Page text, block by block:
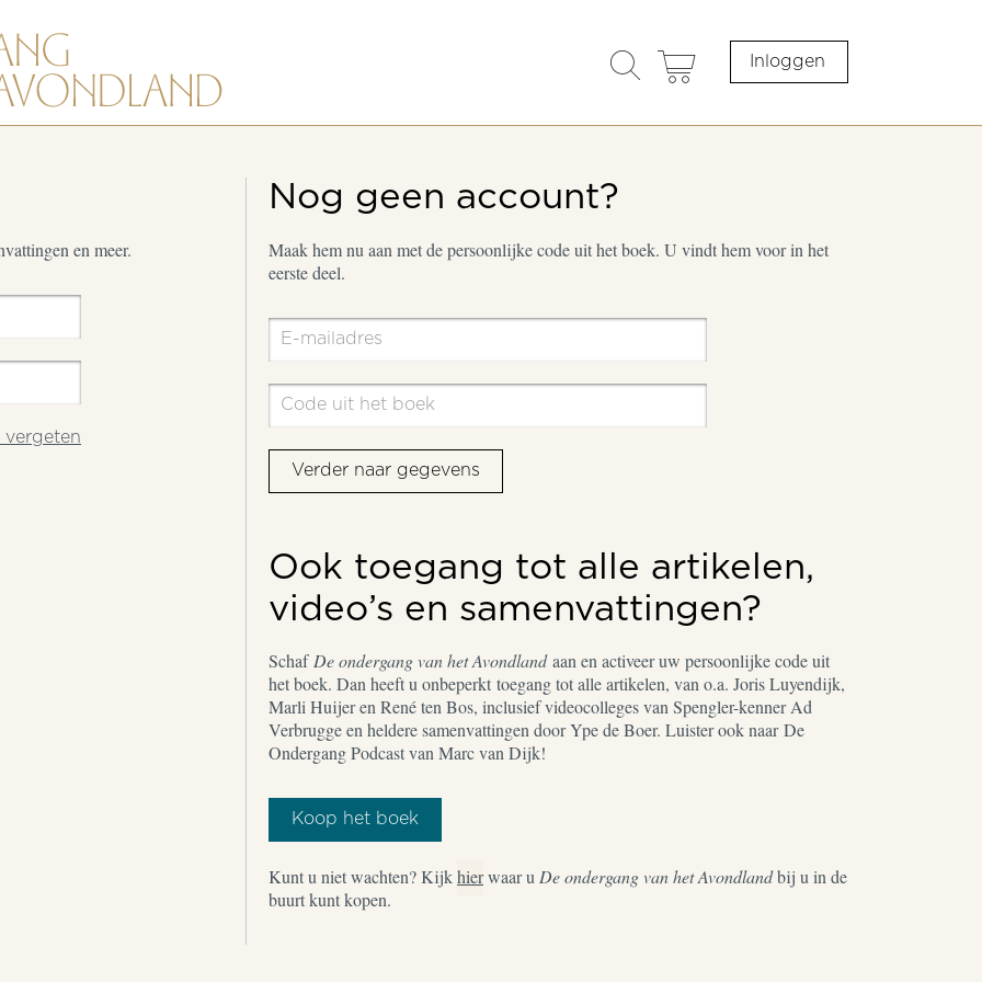
search
opener
cart Inloggen
en meer.
Nog geen account?
Maak hem nu aan met de persoonlijke code uit het boek. U vindt hem voor in het
eerste deel.
Verder naar gegevens
Ook toegang tot alle artikelen,
video’s en samenvattingen?
Schaf De ondergang van het Avondlandaan en activeer uw persoonlijke code uit
het boek. Dan heeft u onbeperkt toegang tot alle artikelen, van o.a. Joris Luyendijk,
Marli Huijer en René ten Bos, inclusief videocolleges van Spengler-kenner Ad
Verbrugge en heldere samenvattingen door Ype de Boer. Luister ook naar De
Ondergang Podcast van Marc van Dijk!
Koop het boek
Kunt u niet wachten? Kijkhierwaar u De ondergang van het Avondlandbij u in de
buurt kunt kopen.